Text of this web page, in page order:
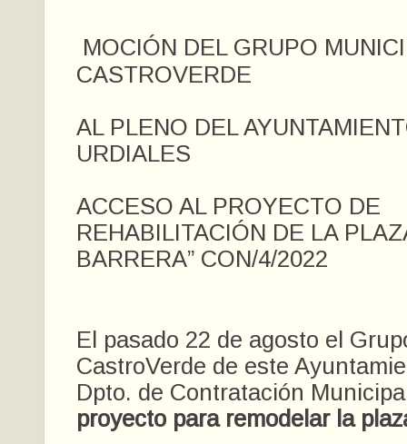
MOCIÓN DEL GRUPO
CASTROVERDE
AL PLENO DEL
URDIALES
ACCESO AL PROYECTO DE
REHABILITACIÓN DE LA
BARRERA” CON/4/2022
El pasado 22 de agosto el
CastroVerde de este
Dpto. de Contratación
proyecto para remodelar la